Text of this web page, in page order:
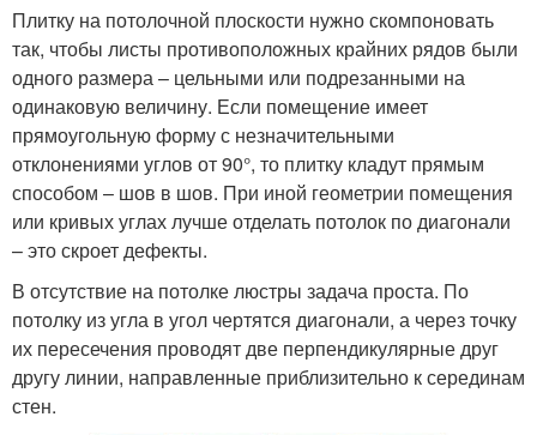
Плитку на потолочной плоскости нужно скомпоновать
так, чтобы листы противоположных крайних рядов были
одного размера – цельными или подрезанными на
одинаковую величину. Если помещение имеет
прямоугольную форму с незначительными
отклонениями углов от 90°, то плитку кладут прямым
способом – шов в шов. При иной геометрии помещения
или кривых углах лучше отделать потолок по диагонали
– это скроет дефекты.
В отсутствие на потолке люстры задача проста. По
потолку из угла в угол чертятся диагонали, а через точку
их пересечения проводят две перпендикулярные друг
другу линии, направленные приблизительно к серединам
стен.